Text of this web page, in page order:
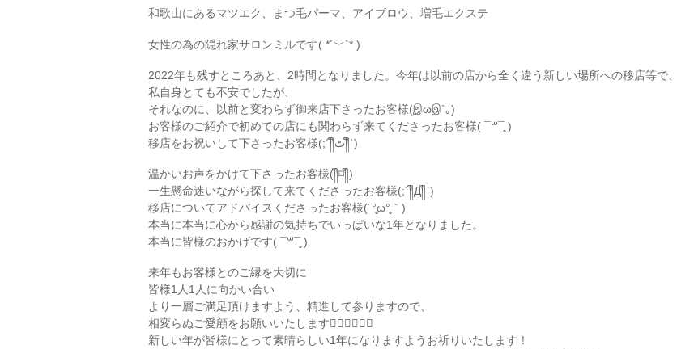
和歌山にあるマツエク、まつ毛パーマ、アイブロウ、増毛エクステ
女性の為の隠れ家サロンミルです( *´﹀`* )
2022年も残すところあと、2時間となりました。今年は以前の店から全く違う新しい場所への移店等で、
私自身とても不安でしたが、
それなのに、以前と変わらず御来店下さったお客様(இωஇ`｡)
お客様のご紹介で初めての店にも関わらず来てくださったお客様( ¯꒳¯̥̥ )︎
移店をお祝いして下さったお客様(;´༎ຶٹ༎ຶ`)
温かいお声をかけて下さったお客様(༎ຶ⌑༎ຶ)
一生懸命迷いながら探して来てくださったお客様(;´༎ຶД༎ຶ`)
移店についてアドバイスくださったお客様(´°̥̥ω°̥̥｀)
本当に本当に心から感謝の気持ちでいっぱいな1年となりました。
本当に皆様のおかげです( ¯꒳¯̥̥ )︎
来年もお客様とのご縁を大切に
皆様1人1人に向かい合い
より一層ご満足頂けますよう、精進して参りますので、
相変らぬご愛顧をお願いいたします🙇‍♀️🙇‍♀️🙇‍♀️
新しい年が皆様にとって素晴らしい1年になりますようお祈りいたします！